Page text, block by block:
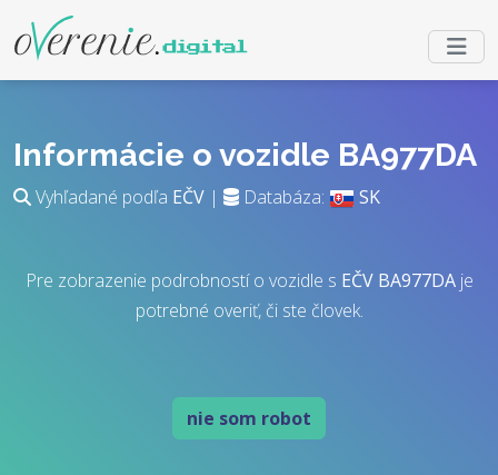
Informácie o vozidle BA977DA
Vyhľadané podľa EČV | Databáza: SK
Pre zobrazenie podrobností o vozidle s EČV BA977DAje
potrebné overiť, či ste človek.
nie som robot